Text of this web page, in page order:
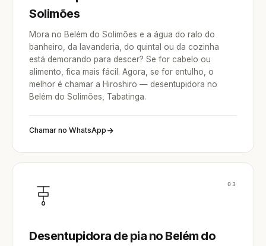
Solimões
Mora no Belém do Solimões e a água do ralo do
banheiro, da lavanderia, do quintal ou da cozinha
está demorando para descer? Se for cabelo ou
alimento, fica mais fácil. Agora, se for entulho, o
melhor é chamar a Hiroshiro — desentupidora no
Belém do Solimões, Tabatinga.
Chamar no WhatsApp
03
Desentupidora de pia no Belém do